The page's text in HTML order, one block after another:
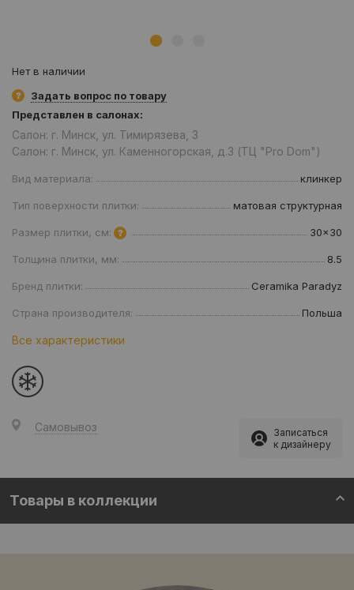
Нет в наличии
Задать вопрос по товару
Представлен в салонах:
Салон: г. Минск, ул. Тимирязева, 3
Салон: г. Минск, ул. Каменногорская, д.3 (ТЦ "Pro Dom")
Вид материала: клинкер
Тип поверхности плитки: матовая структурная
Размер плитки, см: 30x30
Толщина плитки, мм: 8.5
Бренд плитки: Ceramika Paradyz
Страна производителя: Польша
Все характеристики
Самовывоз
Записаться
к дизайнеру
Товары в коллекции